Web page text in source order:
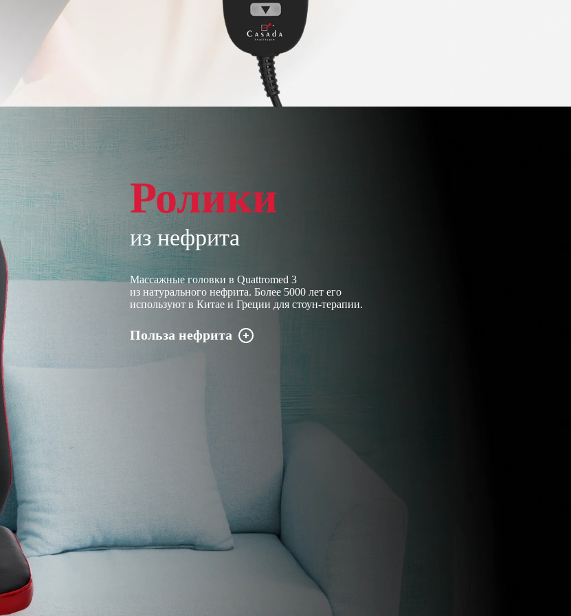
Ролики
из нефрита
Массажные головки в Quattromed 3
из натурального нефрита. Более 5000 лет его
используют в Китае и Греции для стоун-терапии.
Польза нефрита